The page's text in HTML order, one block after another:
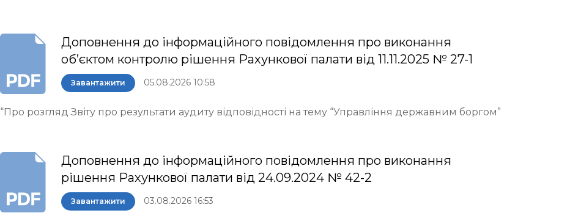
Доповнення до інформаційного повідомлення про виконання
об’єктом контролю рішення Рахункової палати від 11.11.2025 № 27-1
Завантажити 05.08.2026 10:58
“Про розгляд Звіту про результати аудиту відповідності на тему “Управління державним боргом”
Доповнення до інформаційного повідомлення про виконання
рішення Рахункової палати від 24.09.2024 № 42-2
Завантажити 03.08.2026 16:53